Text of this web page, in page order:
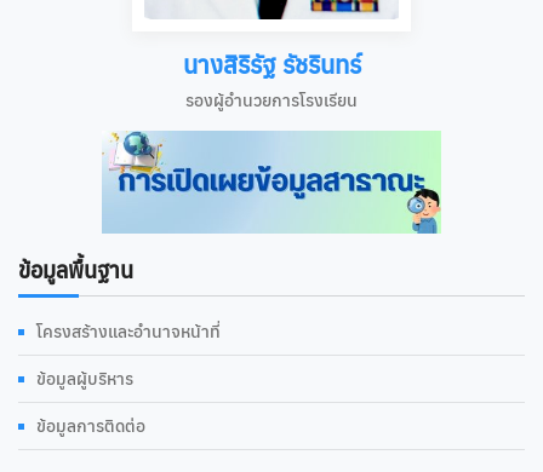
นางสิริรัฐ รัชรินทร์
รองผู้อำนวยการโรงเรียน
ข้อมูลพื้นฐาน
โครงสร้างและอำนาจหน้าที่
ข้อมูลผู้บริหาร
ข้อมูลการติดต่อ